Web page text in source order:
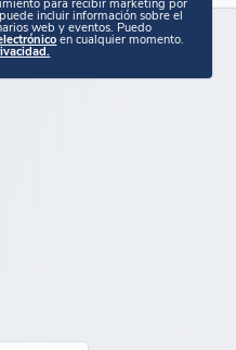
incluir información sobre el
web y eventos. Puedo
en cualquier momento.